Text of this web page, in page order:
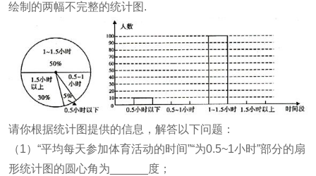
绘制的两幅不完整的统计图.
请你根据统计图提供的信息，解答以下问题：
（1）“平均每天参加体育活动的时间”“为0.5~1小时”部分的扇
形统计图的圆心角为______度；